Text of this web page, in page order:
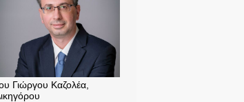
Γιώργου Καζολέα,